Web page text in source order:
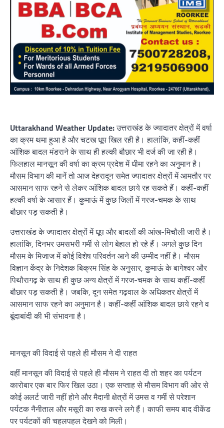
Uttarakhand Weather Update:उत्तराखंड के ज्यादातर क्षेत्रों में वर्षा
का क्रम थमा हुआ है और चटख धूप खिल रही है। हालांकि, कहीं-कहीं
आंशिक बादल मंडराने के साथ ही हल्की बौछार भी दर्ज की जा रही है।
फिलहाल मानसून की वर्षा का क्रम प्रदेश में धीमा रहने का अनुमान है।
मौसम विभाग की मानें तो आज देहरादून समेत ज्यादातर क्षेत्रों में आमतौर पर
आसमान साफ रहने से लेकर आंशिक बादल छाये रह सकते हैं। कहीं-कहीं
हल्की वर्षा के आसार हैं। कुमाऊं में कुछ जिलों में गरज-चमक के साथ
बौछार पड़ सकती है।
उत्तराखंड के ज्यादातर क्षेत्रों में धूप और बादलों की आंख-मिचौली जारी है।
हालांकि, दिनभर उमसभरी गर्मी से लोग बेहाल हो रहे हैं। अगले कुछ दिन
मौसम के मिजाज में कोई विशेष परिवर्तन आने की उम्मीद नहीं है। मौसम
विज्ञान केंद्र के निदेशक बिक्रम सिंह के अनुसार, कुमाऊं के बागेश्वर और
पिथौरागढ़ के साथ ही कुछ अन्य क्षेत्रों में गरज-चमक के साथ कहीं-कहीं
बौछार पड़ सकती है। जबकि, दून समेत गढ़वाल के अधिकतर क्षेत्रों में
आसमान साफ रहने का अनुमान है। कहीं-कहीं आंशिक बादल छाये रहने व
बूंदाबांदी की भी संभावना है।
मानसून की विदाई से पहले ही मौसम ने दी राहत
वहीं मानसून की विदाई से पहले ही मौसम ने राहत दी तो शहर का पर्यटन
कारोबार एक बार फिर खिल उठा। एक सप्ताह से मौसम विभाग की ओर से
कोई अलर्ट जारी नहीं होने और मैदानी क्षेत्रों में उमस व गर्मी से परेशान
पर्यटक नैनीताल और मसूरी का रुख करने लगे हैं। काफी समय बाद वीकेंड
पर पर्यटकों की चहलपहल देखने को मिली।